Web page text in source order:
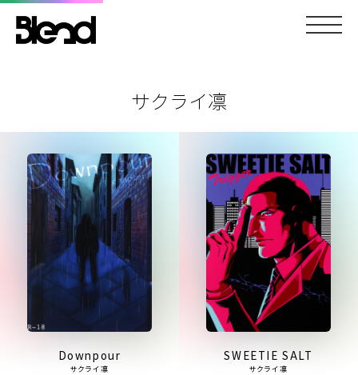
サクライ凛
Downpour
サクライ凛
SWEETIE SALT
サクライ凛